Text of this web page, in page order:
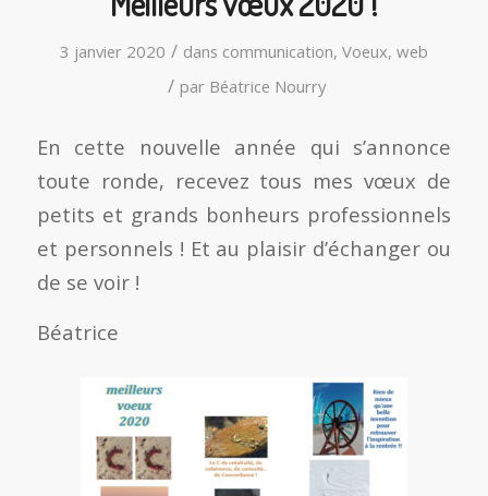
3 janvier 2020 / dans communication, Voeux, web
/ par Béatrice Nourry
En cette nouvelle année qui s’annonce
toute ronde, recevez tous mes vœux de
petits et grands bonheurs professionnels
et personnels ! Et au plaisir d’échanger ou
de se voir !
Béatrice